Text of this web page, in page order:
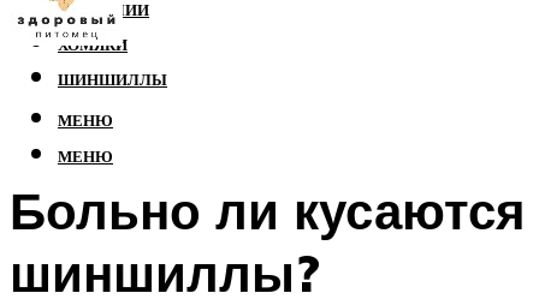
РЕПТИЛИИ
ХОМЯКИ
ШИНШИЛЛЫ
МЕНЮ
МЕНЮ
Больно ли кусаются
шиншиллы?